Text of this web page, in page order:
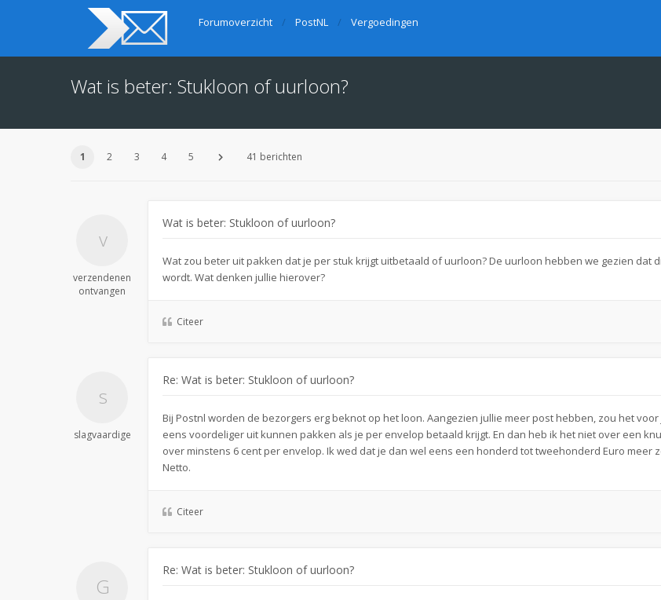
Forumoverzicht PostNL Vergoedingen
Wat is beter: Stukloon of uurloon?
1 2 3 4 5 41 berichten
verzendenen
ontvangen
Wat is beter: Stukloon of uurloon?
Wat zou beter uit pakken dat je per stuk krijgt uitbetaald of uurloon? De uurloon hebben we gezien dat
wordt. Wat denken jullie hierover?
Citeer
slagvaardige
Re: Wat is beter: Stukloon of uurloon?
Bij Postnl worden de bezorgers erg beknot op het loon. Aangezien jullie meer post hebben, zou het
eens voordeliger uit kunnen pakken als je per envelop betaald krijgt. En dan heb ik het niet over een
over minstens 6 cent per envelop. Ik wed dat je dan wel eens een honderd tot tweehonderd Euro meer
Netto.
Citeer
Re: Wat is beter: Stukloon of uurloon?